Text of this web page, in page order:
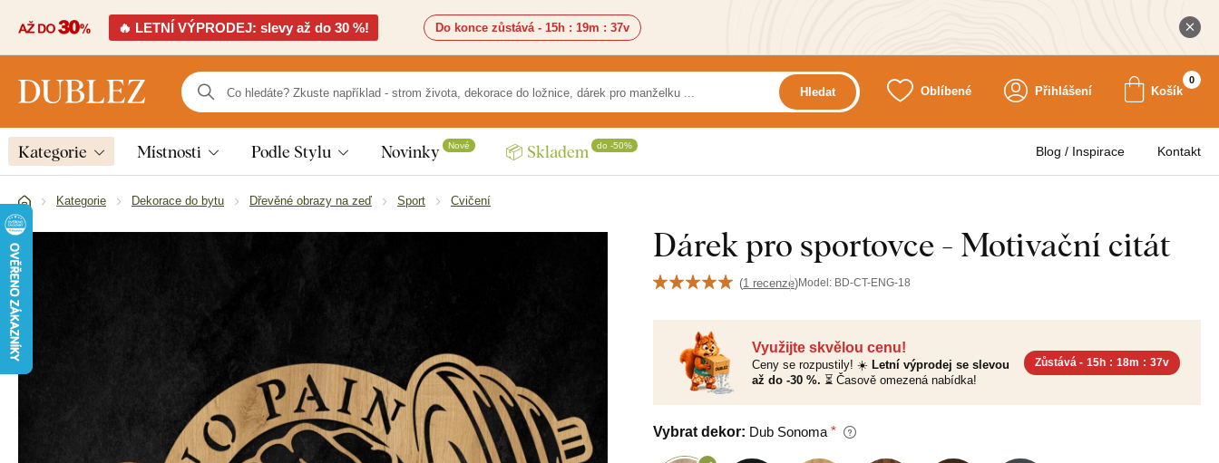
🔥 LETNÍ VÝPRODEJ: slevy až do 30 %! Do konce zůstává - 15h : 19m : 36v
Hledat Oblíbené Přihlášení Košík
0
Kategorie Místnosti Podle Stylu Novinky Nové 📦 Skladem do -50% Blog / Inspirace Kontakt
Kategorie Dekorace do bytu Dřevěné obrazy na zeď Sport Cvičení
Dárek pro sportovce - Motivační citát
(1 recenze)Model: BD-CT-ENG-18
Využijte skvělou cenu!
Ceny se rozpustily! ☀️ Letní výprodej se slevou
až do -30 %. ⏳ Časově omezená nabídka!
Zůstává - 15h : 18m : 36v
Vybrat dekor: Dub Sonoma